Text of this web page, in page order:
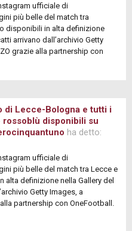
ufficiale di
più belle del match tra
disponibili in alta definizione
arrivano dall’archivio Getty
grazie alla partnership con
di Lecce-Bologna e tutti i
disponibili su
ha detto:
ufficiale di
più belle del match tra Lecce e
definizione nella Gallery del
Getty Images, a
partnership con OneFootball.